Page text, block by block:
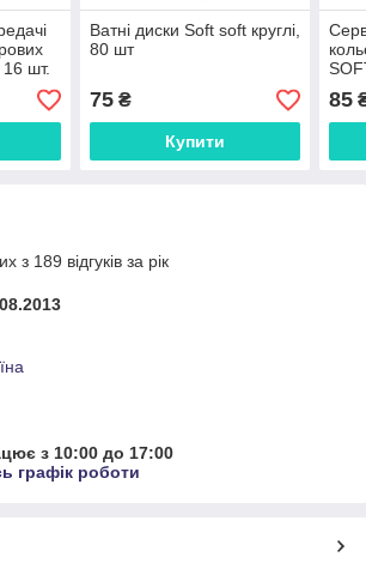
шт.
Ватні диски Soft soft круглі,
80 шт
75₴
Купити
85
з 189 відгуків за рік
з 10:00 до 17:00
графік роботи